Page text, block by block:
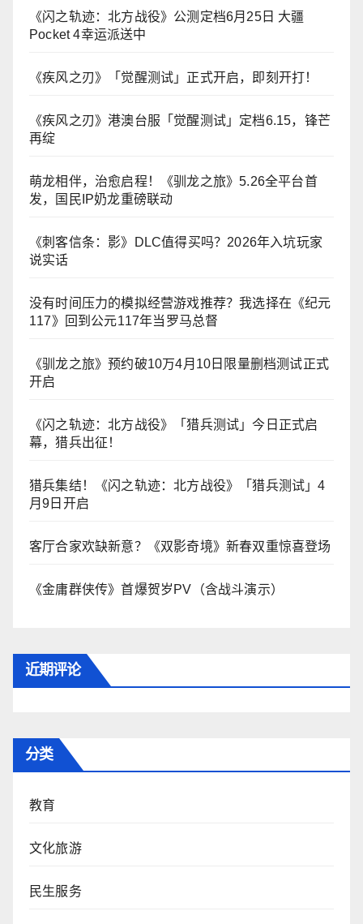
《闪之轨迹：北方战役》公测定档6月25日 大疆
Pocket 4幸运派送中
《疾风之刃》「觉醒测试」正式开启，即刻开打！
《疾风之刃》港澳台服「觉醒测试」定档6.15，锋芒
再绽
萌龙相伴，治愈启程！《驯龙之旅》5.26全平台首
发，国民IP奶龙重磅联动
《刺客信条：影》DLC值得买吗？2026年入坑玩家
说实话
没有时间压力的模拟经营游戏推荐？我选择在《纪元
117》回到公元117年当罗马总督
《驯龙之旅》预约破10万4月10日限量删档测试正式
开启
《闪之轨迹：北方战役》「猎兵测试」今日正式启
幕，猎兵出征！
猎兵集结！《闪之轨迹：北方战役》「猎兵测试」4
月9日开启
客厅合家欢缺新意？《双影奇境》新春双重惊喜登场
《金庸群侠传》首爆贺岁PV（含战斗演示）
近期评论
分类
教育
文化旅游
民生服务